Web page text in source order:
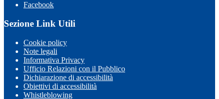
Facebook
Sezione Link Utili
Cookie policy
Note legali
Informativa Privacy
Ufficio Relazioni con il Pubblico
Dichiarazione di accessibilità
Obiettivi di accessibilità
Whistleblowing